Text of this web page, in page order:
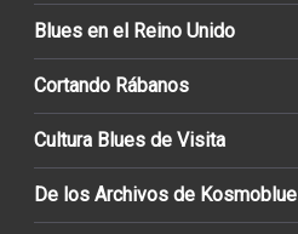
Blues en el Reino Unido
Cortando Rábanos
Cultura Blues de Visita
De los Archivos de Kosmoblue